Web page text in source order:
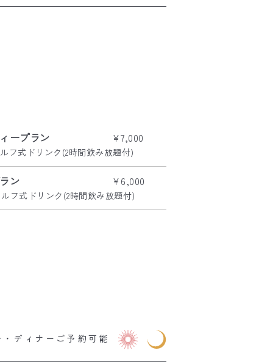
ープラン ¥7,000
フ式ドリンク(2時間飲み放題付)
ン ¥6,000
フ式ドリンク(2時間飲み放題付)
・ディナーご予約可能